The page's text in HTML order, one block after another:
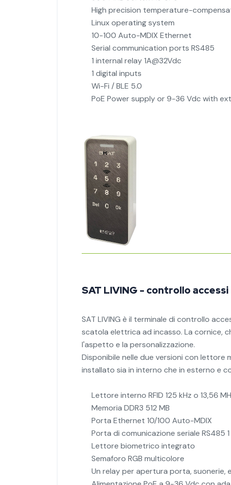
High precision temperature-
Linux operating system
10-100 Auto-MDIX Ethernet
Serial communication ports RS485
1 internal relay 1A@32Vdc
1 digital inputs
Wi-Fi / BLE 5.0
PoE Power supply or 9-36 Vdc with
SAT LIVING - controllo accessi
SAT LIVING è il terminale di controllo
scatola elettrica ad incasso. La cornice,
l'aspetto e la personalizzazione.
Disponibile nelle due versioni con
installato sia in interno che in esterno e
Lettore interno RFID 125 kHz o 13,56
Memoria DDR3 512 MB
Porta Ethernet 10/100 Auto-MDIX
Porta di comunicazione seriale RS485
Lettore biometrico integrato
Semaforo RGB multicolore
Un relay per apertura porta, suonerie,